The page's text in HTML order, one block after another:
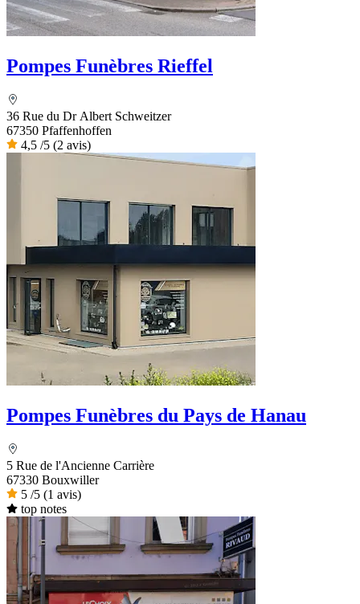
Pompes Funèbres Rieffel
36 Rue du Dr Albert Schweitzer
67350 Pfaffenhoffen
4,5 /5 (2 avis)
Pompes Funèbres du Pays de Hanau
5 Rue de l'Ancienne Carrière
67330 Bouxwiller
5 /5 (1 avis)
top notes